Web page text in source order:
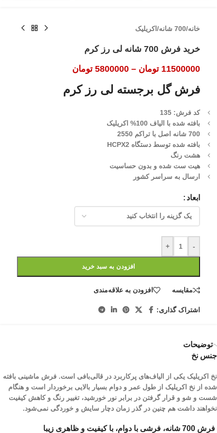
خانه/700 شانه /اکریلیک
خرید فرش 700 شانه لی رز کرم
11500000 تومان –
5800000 تومان
فرش گل برجسته لی رز کرم
کد فرش: 135
بافته شده با الیاف 100% اکریلیک
700 شانه اصل با تراکم 2550
بافته شده توسط دستگاه HCPX2
هشت رنگ
هیت ست شده و بدون حساسیت
ارسال به سراسر کشور
ابعاد
-
+
افزودن به سبد خرید
مقایسه افزودن به علاقه‌مندی
اشتراک گذاری:
توضیحات
جنس نخ
نخ اکریلیک یکی از الیاف­‌های پرکاربرد در قالی‌بافی است. فرش ماشینی بافته
شده از نخ اکریلیک از طول عمر و دوام بسیار بالایی برخوردار است و هنگام
شست و شو و قرار گرفتن در برابر نور خورشید، تغییر رنگ و کاهش کیفیت
نخواهند داشت هم چنین در گذر زمان دچار سایش و خوردگی نمی‌شود.
فرش 700 شانه، فرشی با دوام، با کیفیت و ظاهری زیبا